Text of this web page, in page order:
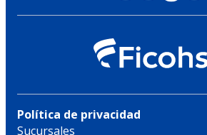
Política de privacidad
Sucursales